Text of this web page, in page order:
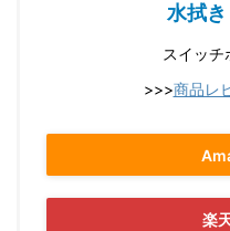
水拭
スイッ
>>>商品レ
楽